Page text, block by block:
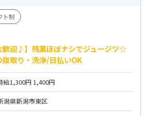
ト制
歓迎♪】残業ほぼナシでジュージツ☆
取り・洗浄/日払いOK
給1,300円 1,400円
潟県新潟市東区